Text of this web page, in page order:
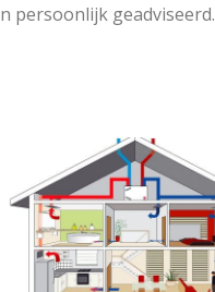
persoonlijk geadviseerd.